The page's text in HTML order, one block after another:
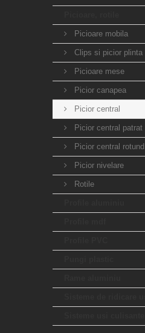
Picioare mobila
Clips si picior plinta
Picioare mese
Picior canapea
Picior central
Picior central patrat
Picior central rotund
Picior nivelare
Rotile